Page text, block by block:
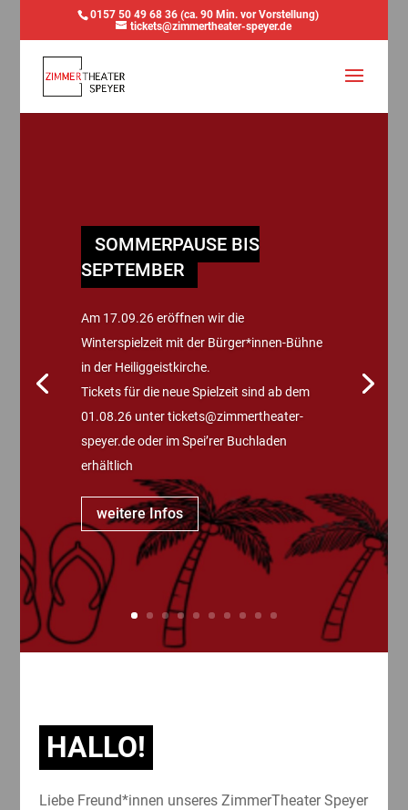
0157 50 49 68 36 (ca. 90 Min. vor Vorstellung)
tickets@zimmertheater-speyer.de
SOMMERPAUSE BIS
SEPTEMBER
Am 17.09.26 eröffnen wir die
Winterspielzeit mit der Bürger*innen-Bühne
in der Heiliggeistkirche.
Tickets für die neue Spielzeit sind ab dem
01.08.26 unter tickets@zimmertheater-
speyer.de oder im Spei’rer Buchladen
erhältlich
weitere Infos
HALLO!
Liebe Freund*innen unseres ZimmerTheater Speyer